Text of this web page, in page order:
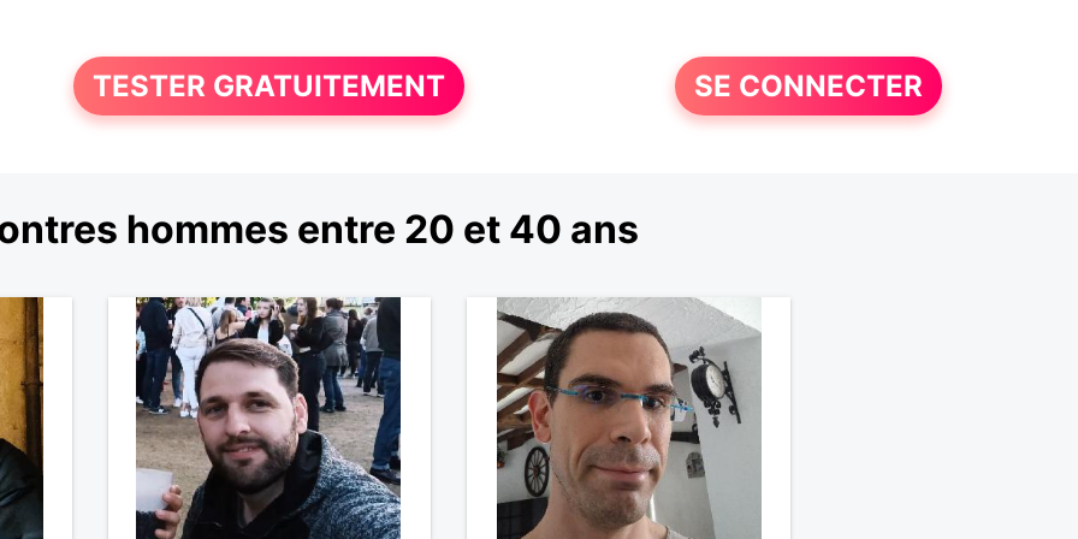
TESTER GRATUITEMENT SE CONNECTER
hommes entre 20 et 40 ans